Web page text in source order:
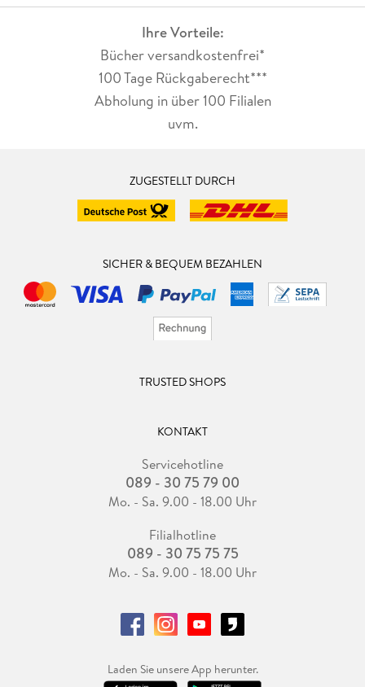
Ihre Vorteile:
Bücher versandkostenfrei*
100 Tage Rückgaberecht***
Abholung in über 100 Filialen
uvm.
ZUGESTELLT DURCH
SICHER & BEQUEM BEZAHLEN
TRUSTED SHOPS
KONTAKT
Servicehotline
089 - 30 75 79 00
Mo. - Sa. 9.00 - 18.00 Uhr
Filialhotline
089 - 30 75 75 75
Mo. - Sa. 9.00 - 18.00 Uhr
Laden Sie unsere App herunter.